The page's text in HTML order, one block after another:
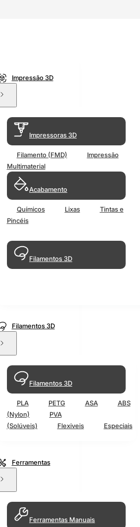
Impressão 3D
Impressoras 3D
Filamento (FMD)
Impressão
Multimaterial
Acabamento
Químicos Lixas
Tintas e
Pincéis
Filamentos 3D
Filamentos 3D
Filamentos 3D
PLA PETG ASA ABS
(Nylon)
PVA
(Solúveis)
Flexiveis Especiais
Ferramentas
Ferramentas Manuais